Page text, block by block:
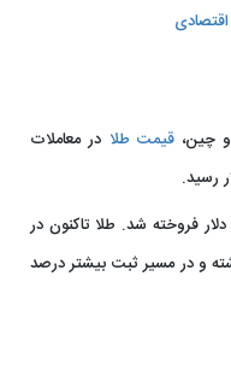
اقتصادی
و چین، قیمت طلادر معاملات
با ۴.۱۷ دلار افزایش ۱۴۱۳.۹۵ دلار فروخته شد. طلا تاکنون در
ارزش داشته و در مسیر ثبت بیشتر درصد